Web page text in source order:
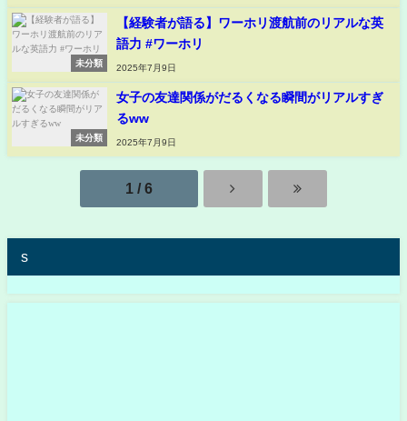
未分類
【経験者が語る】ワーホリ渡航前のリアルな英
語力 #ワーホリ
2025年7月9日
未分類
女子の友達関係がだるくなる瞬間がリアルすぎ
るww
2025年7月9日
1 / 6
s